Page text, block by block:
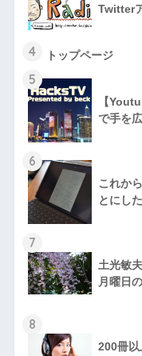
Twitter
4 トップページ
5
【
で手を
6
これか
とにし
7
土光敏
月曜日
8
200冊以